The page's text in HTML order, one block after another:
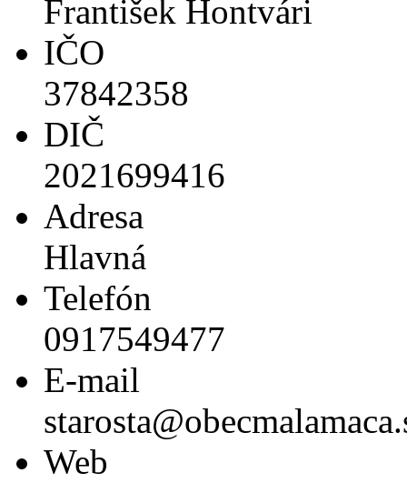
František Hontvári
IČO
37842358
DIČ
2021699416
Adresa
Hlavná
Telefón
0917549477
E-mail
Web